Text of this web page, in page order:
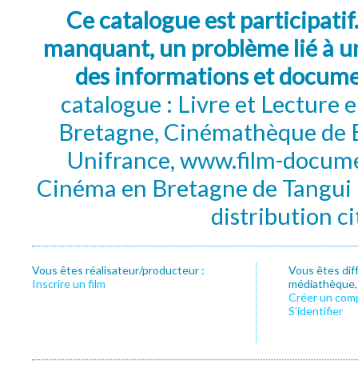
Ce catalogue est
manquant, un problème lié à
des informations et
catalogue : Livre et Lecture
Bretagne, Cinémathèque de
Unifrance, www.film-
Cinéma en Bretagne de
distribution
Vous êtes réalisateur/producteur :
Inscrire un film
Vous êtes
Créer un
S’identifier